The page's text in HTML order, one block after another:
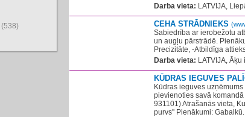
(538)
Darba vieta: LATVIJA,
CEHA STRĀDNIEKS
Sabiedrība ar ierobežotu
un augļu pārstrādē.
Precizitāte, -Atbildīga
Darba vieta: LATVIJA,
KŪDRAS IEGUVES
Kūdras ieguves
pievienoties savā
931101) Atrašanās vieta,
purvs'' Pienākumi: